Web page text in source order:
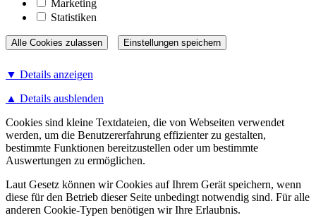
Marketing
Statistiken
▼ Details anzeigen
▲ Details ausblenden
Cookies sind kleine Textdateien, die von Webseiten verwendet
werden, um die Benutzererfahrung effizienter zu gestalten,
bestimmte Funktionen bereitzustellen oder um bestimmte
Auswertungen zu ermöglichen.
Laut Gesetz können wir Cookies auf Ihrem Gerät speichern, wenn
diese für den Betrieb dieser Seite unbedingt notwendig sind. Für alle
anderen Cookie-Typen benötigen wir Ihre Erlaubnis.